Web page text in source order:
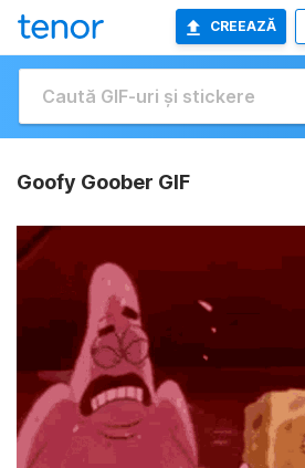
CREEAZĂ
Goofy Goober GIF